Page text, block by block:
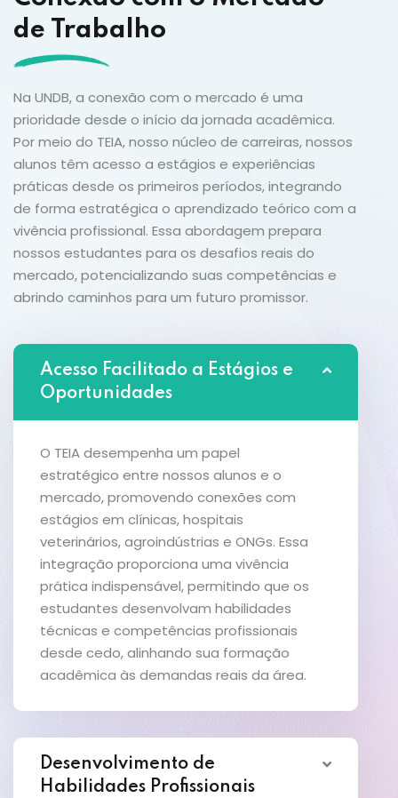
de Trabalho
Na UNDB, a conexão com o mercado é uma
prioridade desde o início da jornada acadêmica.
Por meio do TEIA, nosso núcleo de carreiras, nossos
alunos têm acesso a estágios e experiências
práticas desde os primeiros períodos, integrando
de forma estratégica o aprendizado teórico com a
vivência profissional. Essa abordagem prepara
nossos estudantes para os desafios reais do
mercado, potencializando suas competências e
abrindo caminhos para um futuro promissor.
Acesso Facilitado a Estágios e
Oportunidades
O TEIA desempenha um papel
estratégico entre nossos alunos e o
mercado, promovendo conexões com
estágios em clínicas, hospitais
veterinários, agroindústrias e ONGs. Essa
integração proporciona uma vivência
prática indispensável, permitindo que os
estudantes desenvolvam habilidades
técnicas e competências profissionais
desde cedo, alinhando sua formação
acadêmica às demandas reais da área.
Desenvolvimento de
Habilidades Profissionais